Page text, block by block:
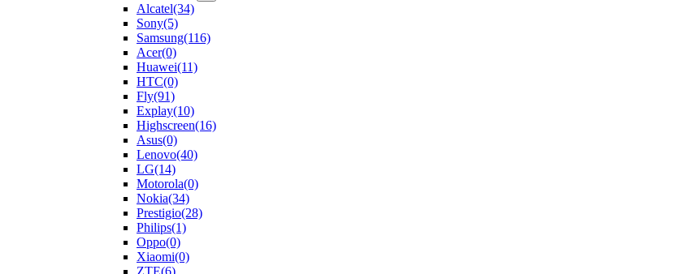
Alcatel(34)
Sony(5)
Samsung(116)
Acer(0)
Huawei(11)
HTC(0)
Fly(91)
Explay(10)
Highscreen(16)
Asus(0)
Lenovo(40)
LG(14)
Motorola(0)
Nokia(34)
Prestigio(28)
Philips(1)
Oppo(0)
Xiaomi(0)
ZTE(6)